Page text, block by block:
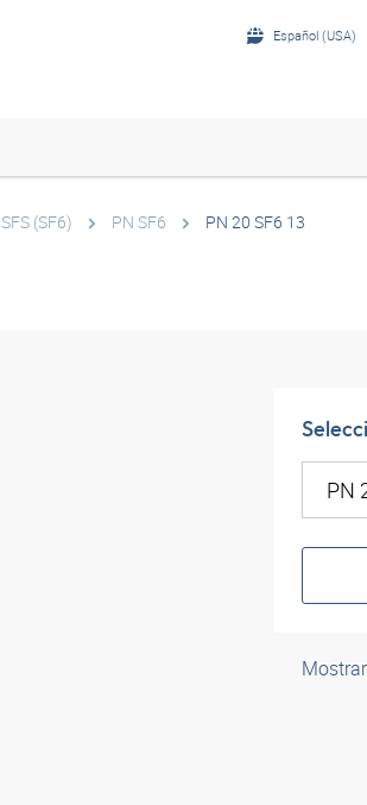
Español (USA)
SFS (SF6) PN SF6 PN 20 SF6 13